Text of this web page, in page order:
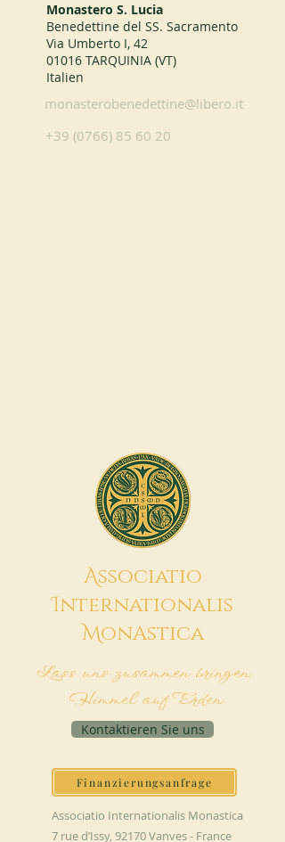
Monastero S. Lucia
Benedettine del SS. Sacramento
Via Umberto I, 42
01016 TARQUINIA (VT)
Italien
monasterobenedettine@libero.it
+39 (0766) 85 60 20
Associatio
Internationalis
MonAstica
Lass uns zusammen bringen
Himmel auf Erden
Kontaktieren Sie uns
Finanzierungsanfrage
Associatio Internationalis Monastica
7 rue d’Issy, 92170 Vanves - France